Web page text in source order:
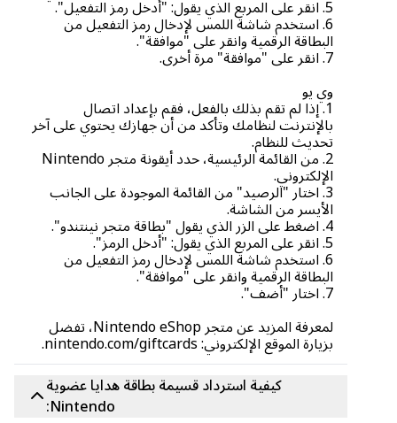
6. استخدم شاشة اللمس لإدخال رمز التفعيل من
البطاقة الرقمية وانقر على "موافقة".
1. إذا لم تقم بذلك بالفعل، فقم بإعداد اتصال
بالإنترنت لنظامك وتأكد من أن جهازك يحتوي على آخر
تحديث للنظام.
2. من القائمة الرئيسية، حدد أيقونة متجر Nintendo
الإلكتروني.
3. اختار "الرصيد" من القائمة الموجودة على الجانب
الأيسر من الشاشة.
6. استخدم شاشة اللمس لإدخال رمز التفعيل من
البطاقة الرقمية وانقر على "موافقة".
لمعرفة المزيد عن متجر Nintendo eShop، تفضل
بزيارة الموقع الإلكتروني: nintendo.com/giftcards.
كيفية استرداد قسيمة بطاقة هدايا عضوية
Nintendo: